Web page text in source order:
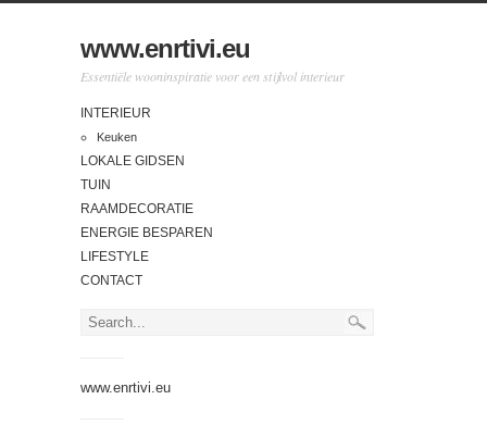
www.enrtivi.eu
Essentiële wooninspiratie voor een stijlvol interieur
INTERIEUR
Keuken
LOKALE GIDSEN
TUIN
RAAMDECORATIE
ENERGIE BESPAREN
LIFESTYLE
CONTACT
www.enrtivi.eu